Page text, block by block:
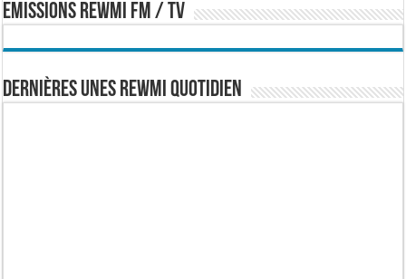
EMISSIONS REWMI FM / TV
Dernières Unes Rewmi Quotidien